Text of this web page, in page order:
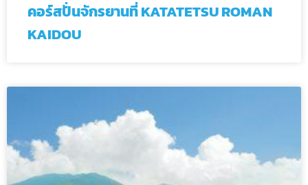
คอร์สปั่นจักรยานที่ KATATETSU ROMAN
KAIDOU